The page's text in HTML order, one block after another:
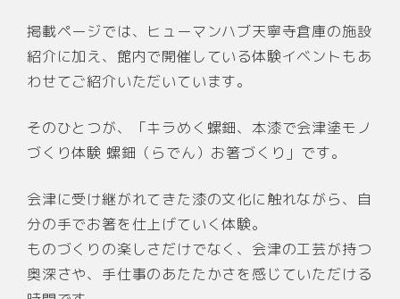
掲載ページでは、ヒューマンハブ天寧寺倉庫の施設
紹介に加え、館内で開催している体験イベントもあ
わせてご紹介いただいています。
そのひとつが、「キラめく螺鈿、本漆で会津塗モノ
づくり体験 螺鈿（らでん）お箸づくり」です。
会津に受け継がれてきた漆の文化に触れながら、自
分の手でお箸を仕上げていく体験。
ものづくりの楽しさだけでなく、会津の工芸が持つ
奥深さや、手仕事のあたたかさを感じていただける